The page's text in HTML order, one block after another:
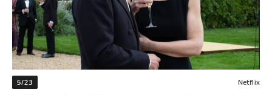
5/23 Netflix